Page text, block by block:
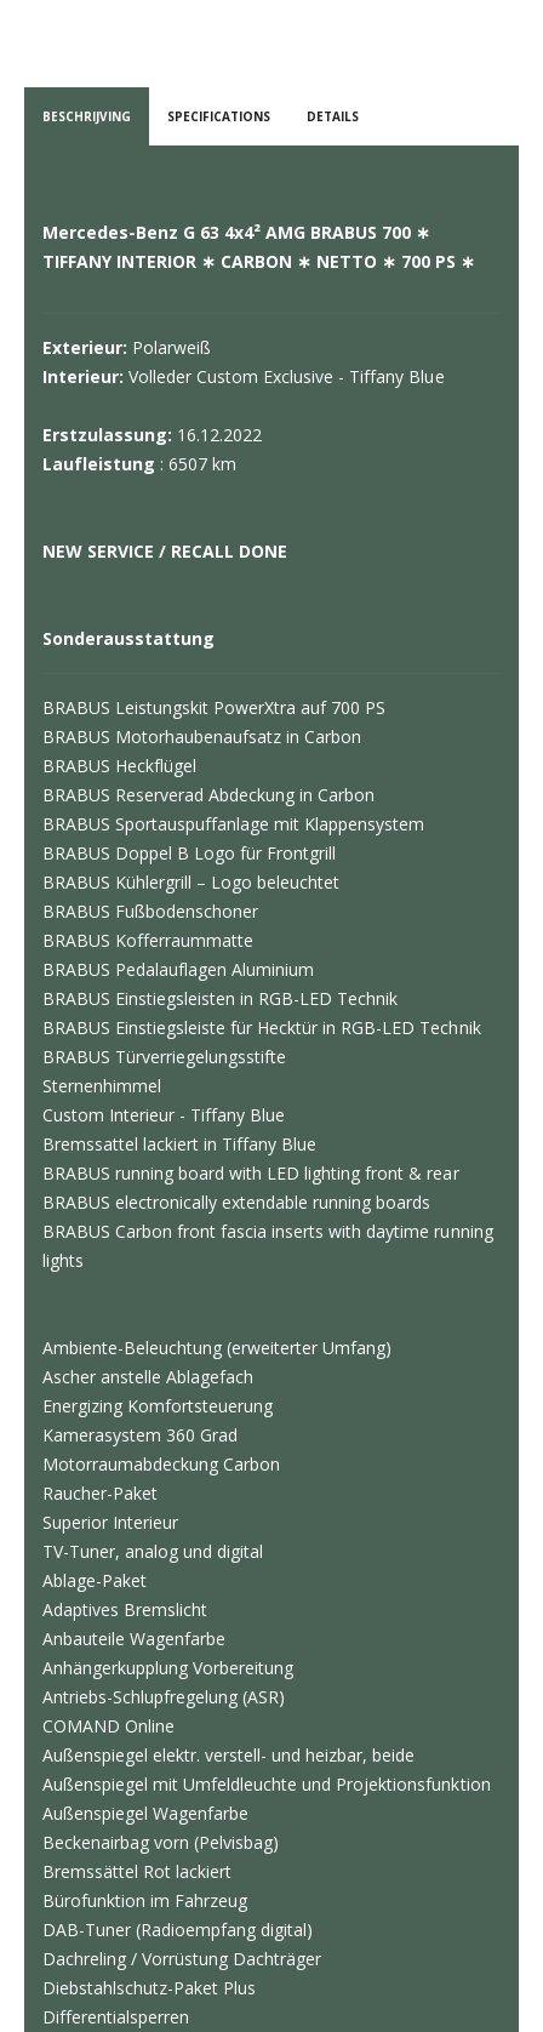
BESCHRIJVING SPECIFICATIONS DETAILS
Mercedes-Benz G 63 4x4² AMG BRABUS 700 ∗
TIFFANY INTERIOR ∗ CARBON ∗ NETTO ∗ 700 PS ∗
Exterieur: Polarweiß
Interieur: Volleder Custom Exclusive - Tiffany Blue
Erstzulassung: 16.12.2022
Laufleistung : 6507 km
NEW SERVICE / RECALL DONE
Sonderausstattung
BRABUS Leistungskit PowerXtra auf 700 PS
BRABUS Motorhaubenaufsatz in Carbon
BRABUS Heckflügel
BRABUS Reserverad Abdeckung in Carbon
BRABUS Sportauspuffanlage mit Klappensystem
BRABUS Doppel B Logo für Frontgrill
BRABUS Kühlergrill – Logo beleuchtet
BRABUS Fußbodenschoner
BRABUS Kofferraummatte
BRABUS Pedalauflagen Aluminium
BRABUS Einstiegsleisten in RGB-LED Technik
BRABUS Einstiegsleiste für Hecktür in RGB-LED Technik
BRABUS Türverriegelungsstifte
Sternenhimmel
Custom Interieur - Tiffany Blue
Bremssattel lackiert in Tiffany Blue
BRABUS running board with LED lighting front & rear
BRABUS electronically extendable running boards
BRABUS Carbon front fascia inserts with daytime running
lights
Ambiente-Beleuchtung (erweiterter Umfang)
Ascher anstelle Ablagefach
Energizing Komfortsteuerung
Kamerasystem 360 Grad
Motorraumabdeckung Carbon
Raucher-Paket
Superior Interieur
TV-Tuner, analog und digital
Ablage-Paket
Adaptives Bremslicht
Anbauteile Wagenfarbe
Anhängerkupplung Vorbereitung
Antriebs-Schlupfregelung (ASR)
COMAND Online
Außenspiegel elektr. verstell- und heizbar, beide
Außenspiegel mit Umfeldleuchte und Projektionsfunktion
Außenspiegel Wagenfarbe
Beckenairbag vorn (Pelvisbag)
Bremssättel Rot lackiert
Bürofunktion im Fahrzeug
DAB-Tuner (Radioempfang digital)
Dachreling / Vorrüstung Dachträger
Diebstahlschutz-Paket Plus
Differentialsperren